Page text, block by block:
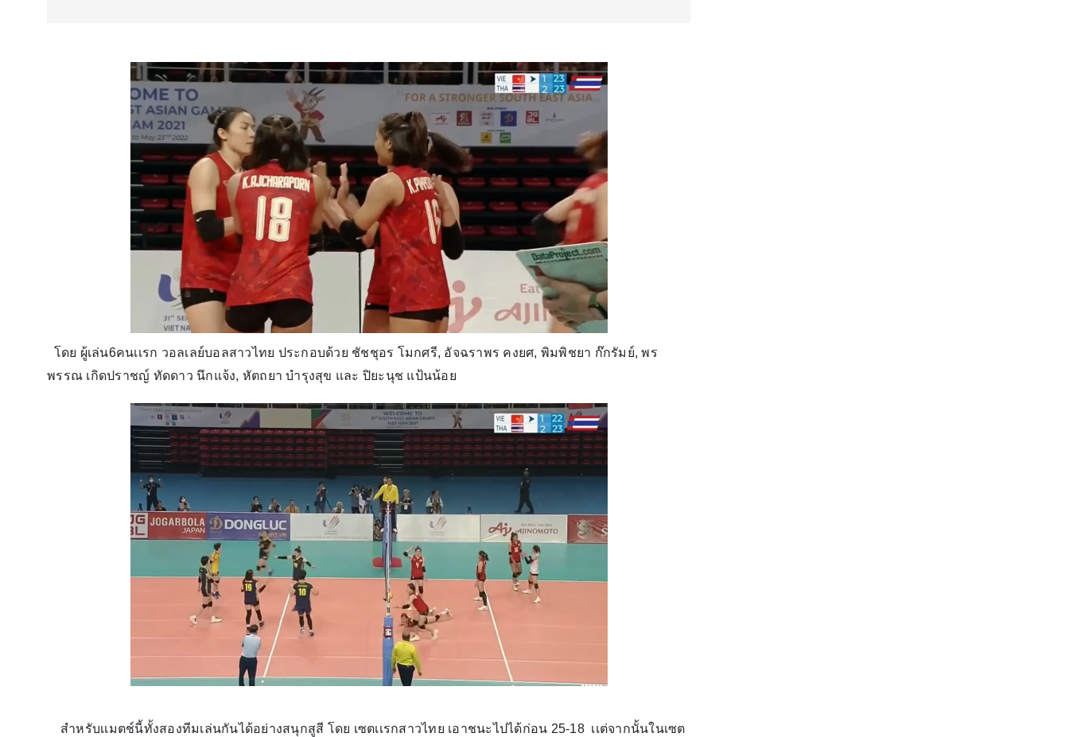
โดย ผู้เล่น6คนเเรก วอลเลย์บอลสาวไทย ประกอบด้วย ชัชชุอร โมกศรี, อัจฉราพร คงยศ, พิมพิชยา ก๊กรัมย์, พร
พรรณ เกิดปราชญ์ ทัดดาว นึกแจ้ง, หัตถยา บำรุงสุข และ ปิยะนุช แป้นน้อย
สำหรับเเมตช์นี้ทั้งสองทีมเล่นกันได้อย่างสนุกสูสี โดย เซตเเรกสาวไทย เอาชนะไปได้ก่อน 25-18 เเต่จากนั้นในเซต